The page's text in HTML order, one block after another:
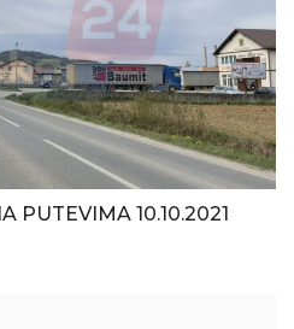
PUTEVIMA 10.10.2021